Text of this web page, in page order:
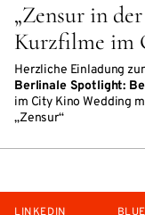
„Zensur in
Kurzfilme im
Herzliche Einladung
Berlinale Spotlight:
im City Kino Wedding
„Zensur“